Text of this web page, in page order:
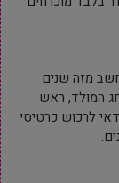
מזה שנים
המולד, ראש
לרכוש כרטיסי